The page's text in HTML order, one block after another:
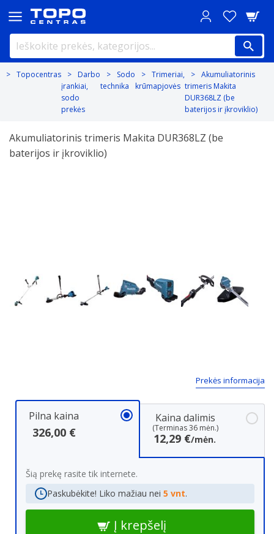
Topocentras
Darbo
įrankiai,
sodo
prekės
Sodo
technika
Trimeriai,
krūmapjovės
Akumuliatorinis
trimeris Makita
DUR368LZ (be
baterijos ir įkroviklio)
Akumuliatorinis trimeris Makita DUR368LZ (be
baterijos ir įkroviklio)
Prekės informacija
Pilna kaina
326,00 €
Kaina dalimis
(Terminas 36 mėn.)
12,29 €/mėn.
Šią prekę rasite tik internete.
Paskubėkite! Liko mažiau nei 5 vnt.
Į krepšelį